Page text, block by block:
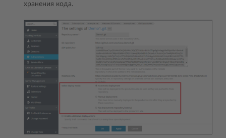
хранения кода.